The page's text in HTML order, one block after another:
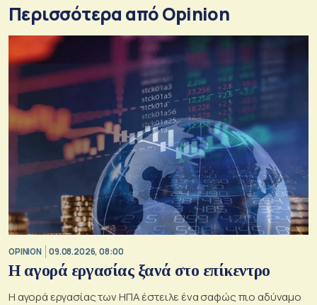
Περισσότερα από Opinion
OPINION 09.08.2026, 08:00
Η αγορά εργασίας ξανά στο επίκεντρο
Η αγορά εργασίας των ΗΠΑ έστειλε ένα σαφώς πιο αδύναμο